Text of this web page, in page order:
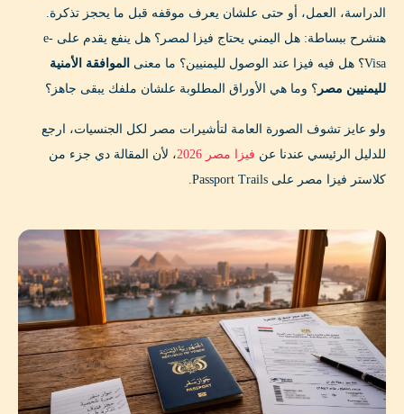
الخطوة السادسة: راجع شركة الطيران قبل السفر
كم تستغرق فيزا مصر لليمنيين؟
كم سعر فيزا مصر لليمنيين؟
أخطاء شائعة قد تعطل ملف فيزا مصر لليمنيين
هل يمكن رفض فيزا مصر لليمنيين؟
هل اليمني المقيم في بلد آخر يحتاج نفس الإجراءات؟
ماذا تفعل لو عندك موعد علاج عاجل في مصر؟
ماذا تفعل قبل حجز تذكرة الطيران؟
هل مصر مناسبة لليمنيين بعد استخراج التأشيرة؟
نموذج خطة بسيطة لرحلة سياحية إلى مصر بعد صدور
التأشيرة
الدراسة، العمل، أو حتى علشان يعرف موقفه قبل ما يحجز تذكرة.
هنشرح ببساطة: هل اليمني يحتاج فيزا لمصر؟ هل ينفع يقدم على e-
Visa؟ هل فيه فيزا عند الوصول لليمنيين؟ ما معنى
الموافقة الأمنية
لليمنيين مصر ؟ وما هي الأوراق المطلوبة علشان ملفك يبقى جاهز؟
ولو عايز تشوف الصورة العامة لتأشيرات مصر لكل الجنسيات، ارجع
للدليل الرئيسي عندنا عن فيزا مصر 2026
، لأن المقالة دي جزء من
كلاستر فيزا مصر على Passport Trails.